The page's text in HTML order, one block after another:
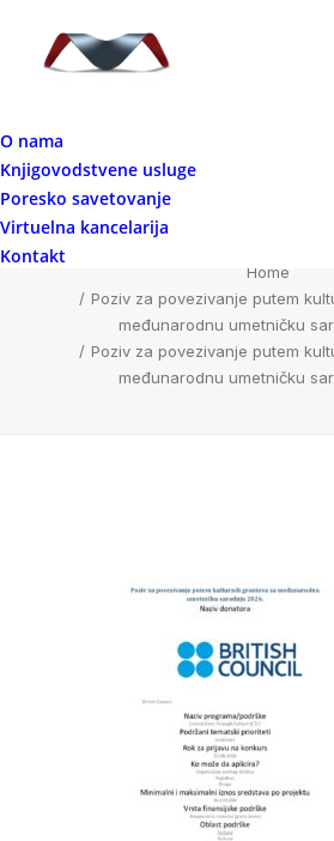
O nama
Knjigovodstvene usluge
Poresko savetovanje
Virtuelna kancelarija
Kontakt
Poziv za povezivanje
grantova za
Home
Poziv za povezivanje putem
međunarodnu umetničku
Poziv za povezivanje putem
međunarodnu umetničku